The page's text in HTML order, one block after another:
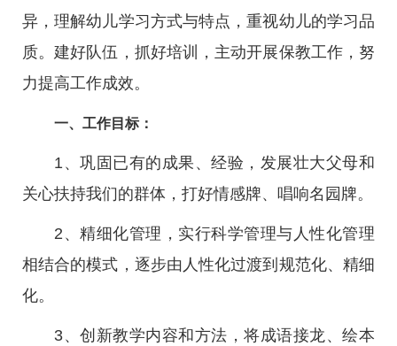
异，理解幼儿学习方式与特点，重视幼儿的学习品
质。建好队伍，抓好培训，主动开展保教工作，努
力提高工作成效。
一、工作目标：
1、巩固已有的成果、经验，发展壮大父母和
关心扶持我们的群体，打好情感牌、唱响名园牌。
2、精细化管理，实行科学管理与人性化管理
相结合的模式，逐步由人性化过渡到规范化、精细
化。
3、创新教学内容和方法，将成语接龙、绘本